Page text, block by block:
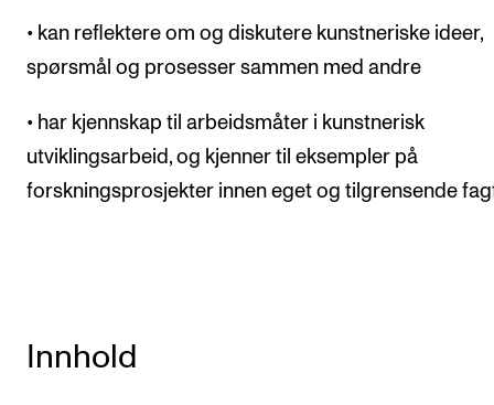
• kan reflektere om og diskutere kunstneriske ideer,
spørsmål og prosesser sammen med andre
• har kjennskap til arbeidsmåter i kunstnerisk
utviklingsarbeid, og kjenner til eksempler på
forskningsprosjekter innen eget og tilgrensende
Innhold